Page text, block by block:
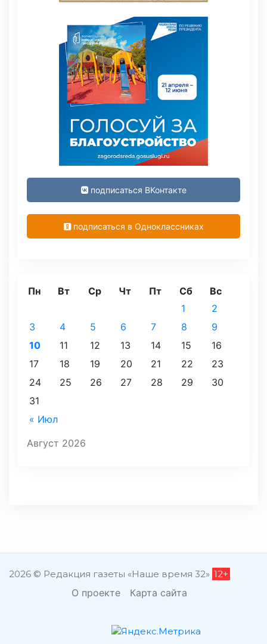
подписаться ВКонтакте
подписаться в Одноклассниках
Август 2026
Пн Вт Ср Чт Пт Сб Вс
« Июл
1
2
3
4 5 6 7 8
9
10
11 12 13 14 15
16
17
18 19 20 21 22
23
24
25 26 27 28 29
30
31
2026 © Редакция газеты «Наше время 32» 12+
О проекте Карта сайта